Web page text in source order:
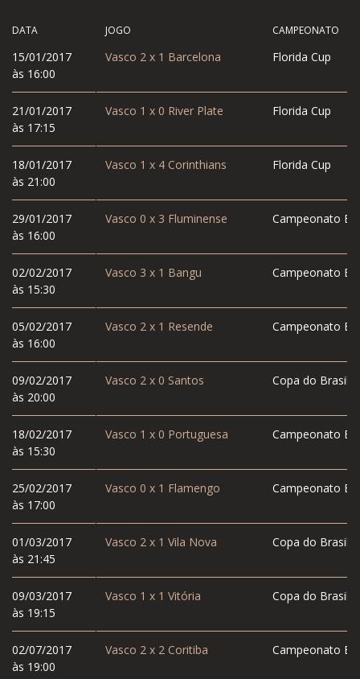
DATA
15/01/2017
às 16:00
21/01/2017
às 17:15
18/01/2017
às 21:00
29/01/2017
às 16:00
02/02/2017
às 15:30
05/02/2017
às 16:00
09/02/2017
às 20:00
18/02/2017
às 15:30
25/02/2017
às 17:00
01/03/2017
às 21:45
09/03/2017
às 19:15
02/07/2017
às 19:00
JOGO CAMPEONATO
Vasco 2 x 1 Barcelona Florida Cup
Vasco 1 x 0 River Plate Florida Cup
Vasco 1 x 4Corinthians Florida Cup
Vasco 0 x 3 Fluminense Campeonato
Vasco 3 x 1 Bangu Campeonato
Vasco 2 x 1 Resende Campeonato
Vasco 2 x 0 Santos Copa do Brasil
Vasco 1 x 0 Portuguesa Campeonato
Vasco 0 x 1 Flamengo Campeonato
Vasco 2 x 1 Vila Nova Copa do Brasil
Vasco 1 x 1 Vitória Copa do Brasil
Vasco 2 x 2Coritiba Campeonato